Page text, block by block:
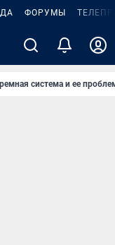
ФОРУМЫ
система и ее